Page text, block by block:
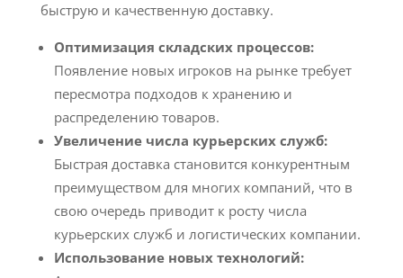
быструю и качественную доставку.
Оптимизация складских процессов:
Появление новых игроков на рынке требует
пересмотра подходов к хранению и
распределению товаров.
Увеличение числа курьерских служб:
Быстрая доставка становится конкурентным
преимуществом для многих компаний, что в
свою очередь приводит к росту числа
курьерских служб и логистических компании.
Использование новых технологий: